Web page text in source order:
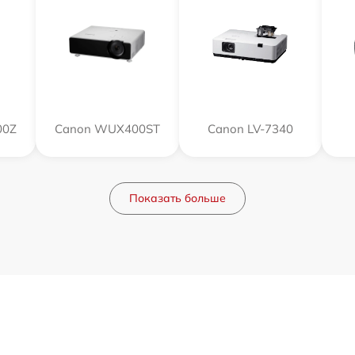
Canon WUX400ST Canon LV-7340
Показать больше